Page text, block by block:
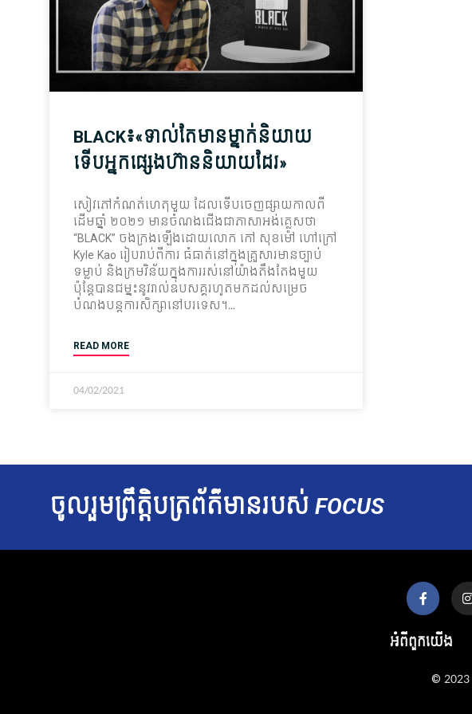
BLACK៖«ទាល់តែ​មាន​ម្នាក់​និយាយ
ទើប​អ្នក​ផ្សេង​​ហ៊ាន​និយាយ​ដែរ​»
សៀវភៅកំណត់​ហេតុ​មួយ ដែល​ទើប​ចេញផ្សាយ​កាលពី
ដើម​ឆ្នាំ ២០២១ មាន​ចំណងជើង​ជា​ភាសា​អង់គ្លេស​ថា
“BLACK​” ចងក្រង​ឡើង​ដោយ​លោក កៅ សុខ​ម៉ៅ ហៅក្រៅ
Kyle Kao រៀបរាប់​ពី​ការ ធំធាត់​នៅ​ក្នុង​គ្រួសារ​មាន​ច្បាប់​
ទម្លាប់ និង​ក្រម​វិន័យ​ក្នុង​ការរស់នៅ​យ៉ាង​តឹងតែង​មួយ
ប៉ុន្តែ​បាន​ជម្នះ​នូវ​រាល់​ឧបសគ្គ​រហូតមកដល់​សម្រេច​
បំណង​បន្ត​ការសិក្សា​នៅ​បរទេស។
READ MORE
04/02/2021
ចូលរួម​ព្រឹត្តិបត្រ​ព័ត៌មាន​របស់​FOCUS
អំពីពួកយើង
© 2023